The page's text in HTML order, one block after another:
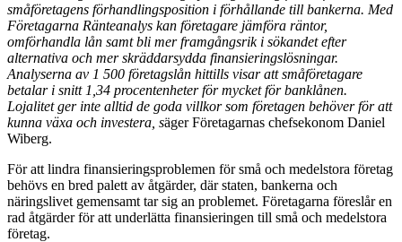
småföretagens förhandlingsposition i förhållande till bankerna. Med
Företagarna Ränteanalys kan företagare jämföra räntor,
omförhandla lån samt bli mer framgångsrik i sökandet efter
alternativa och mer skräddarsydda finansieringslösningar.
Analyserna av 1 500 företagslån hittills visar att småföretagare
betalar i snitt 1,34 procentenheter för mycket för banklånen.
Lojalitet ger inte alltid de goda villkor som företagen behöver för att
kunna växa och investera, säger Företagarnas chefsekonom Daniel
Wiberg.
För att lindra finansieringsproblemen för små och medelstora företag
behövs en bred palett av åtgärder, där staten, bankerna och
näringslivet gemensamt tar sig an problemet. Företagarna föreslår en
rad åtgärder för att underlätta finansieringen till små och medelstora
företag.